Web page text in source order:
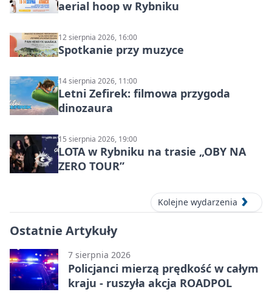
aerial hoop w Rybniku
12 sierpnia 2026, 16:00
Spotkanie przy muzyce
14 sierpnia 2026, 11:00
Letni Zefirek: filmowa przygoda
dinozaura
15 sierpnia 2026, 19:00
LOTA w Rybniku na trasie „OBY NA
ZERO TOUR”
Kolejne wydarzenia
Ostatnie Artykuły
7 sierpnia 2026
Policjanci mierzą prędkość w całym
kraju - ruszyła akcja ROADPOL